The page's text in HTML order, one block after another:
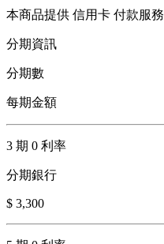
本商品提供 信用卡 付款服務
分期資訊
分期數
每期金額
3 期 0 利率
分期銀行
$ 3,300